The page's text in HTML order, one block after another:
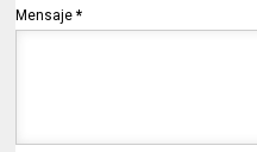
Mensaje*